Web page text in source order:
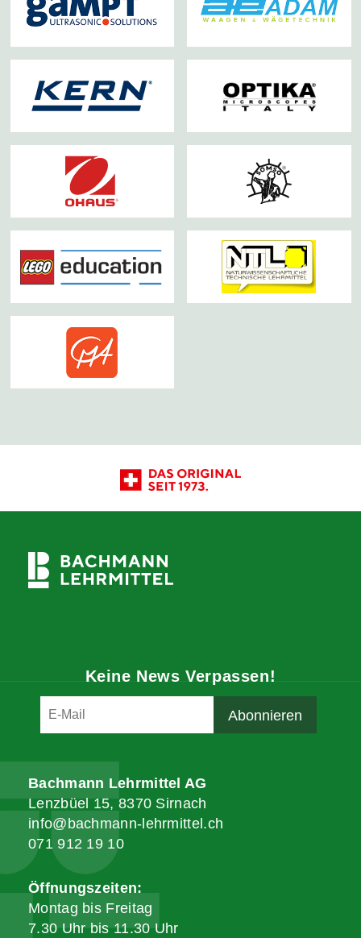
Keine News Verpassen!
Bachmann Lehrmittel AG
Lenzbüel 15, 8370 Sirnach
info@bachmann-lehrmittel.ch
071 912 19 10
Öffnungszeiten:
Montag bis Freitag
7.30 Uhr bis 11.30 Uhr